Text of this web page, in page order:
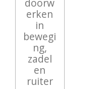
doorw
erken
in
bewegi
ng,
zadel
en
ruiter